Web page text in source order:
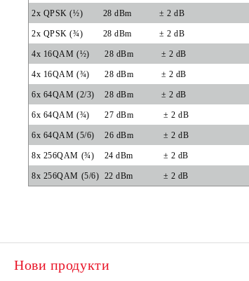
2x QPSK (½) 28 dBm ± 2 dB
2x QPSK (¾) 28 dBm ± 2 dB
4x 16QAM (½) 28 dBm ± 2 dB
4x 16QAM (¾) 28 dBm ± 2 dB
6x 64QAM (2/3) 28 dBm ± 2 dB
6x 64QAM (¾) 27 dBm ± 2 dB
6x 64QAM (5/6) 26 dBm ± 2 dB
8x 256QAM (¾) 24 dBm ± 2 dB
8x 256QAM (5/6) 22 dBm ± 2 dB
Нови продукти